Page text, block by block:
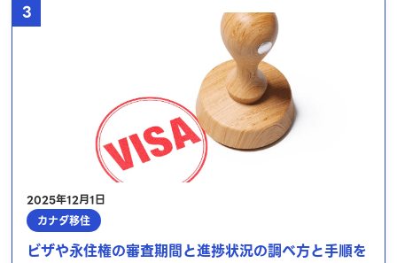
3
2025年12月1日
カナダ移住
ビザや永住権の審査期間と進捗状況の調べ方と手順を